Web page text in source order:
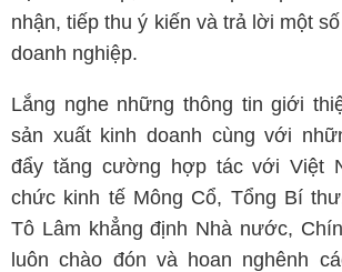
nhận, tiếp thu ý kiến và trả lời một
doanh nghiệp.
Lắng nghe những thông tin giới
sản xuất kinh doanh cùng với
đẩy tăng cường hợp tác với Việt
chức kinh tế Mông Cổ, Tổng Bí
Tô Lâm khẳng định Nhà nước,
luôn chào đón và hoan nghênh